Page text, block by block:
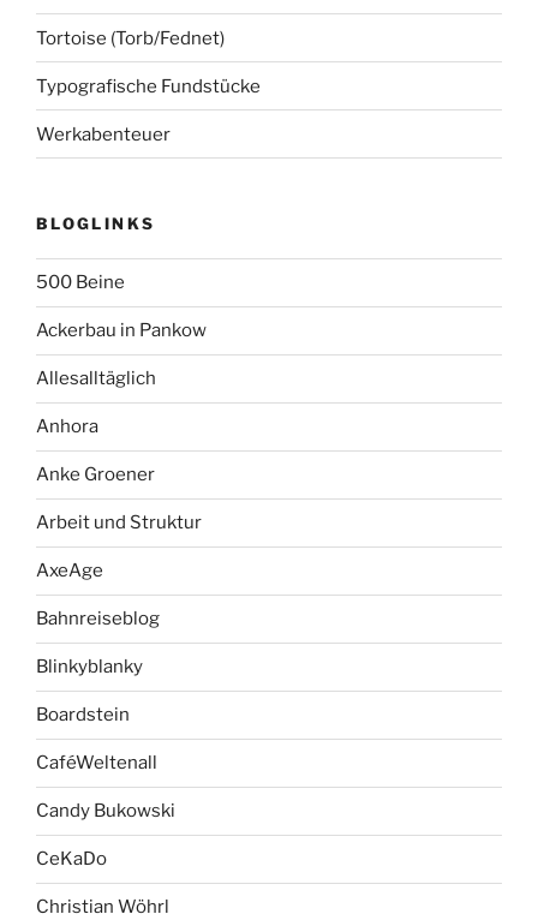
Tortoise (Torb/Fednet)
Typografische Fundstücke
Werkabenteuer
BLOGLINKS
500 Beine
Ackerbau in Pankow
Allesalltäglich
Anhora
Anke Groener
Arbeit und Struktur
AxeAge
Bahnreiseblog
Blinkyblanky
Boardstein
CaféWeltenall
Candy Bukowski
CeKaDo
Christian Wöhrl